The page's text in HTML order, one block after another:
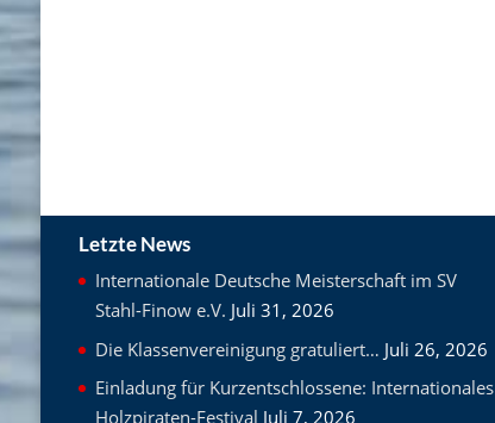
Letzte News
Internationale Deutsche Meisterschaft im SV
Stahl-Finow e.V. Juli 31, 2026
Die Klassenvereinigung gratuliert… Juli 26, 2026
Einladung für Kurzentschlossene: Internationales
Holzpiraten-Festival Juli 7, 2026